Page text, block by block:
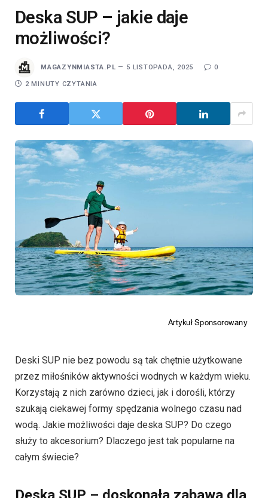
Deska SUP – jakie daje
możliwości?
MAGAZYNMIASTA.PL 5 LISTOPADA, 2025 0
2 MINUTY CZYTANIA
Deski SUP nie bez powodu są tak chętnie użytkowane
przez miłośników aktywności wodnych w każdym wieku.
Korzystają z nich zarówno dzieci, jak i dorośli, którzy
szukają ciekawej formy spędzania wolnego czasu nad
wodą. Jakie możliwości daje deska SUP? Do czego
służy to akcesorium? Dlaczego jest tak popularne na
całym świecie?